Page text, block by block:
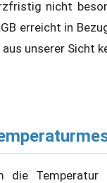
nicht
erreicht in
unserer Sicht
die